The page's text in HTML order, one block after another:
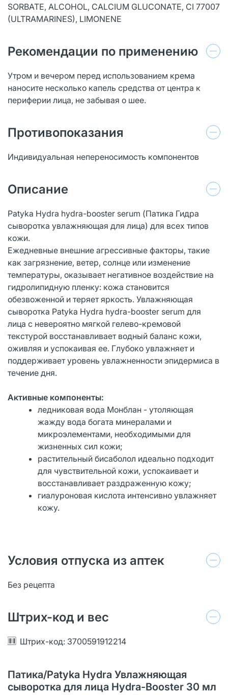
SORBATE, ALCOHOL, CALCIUM GLUCONATE, CI 77007
(ULTRAMARINES), LIMONENE
Рекомендации по применению
Утром и вечером перед использованием крема
наносите несколько капель средства от центра к
периферии лица, не забывая о шее.
Противопоказания
Индивидуальная непереносимость компонентов
Описание
Patyka Hydra hydra-booster serum (Патика Гидра
сыворотка увлажняющая для лица) для всех типов
кожи.
Ежедневные внешние агрессивные факторы, такие
как загрязнение, ветер, солнце или изменение
температуры, оказывает негативное воздействие на
гидролипидную пленку: кожа становится
обезвоженной и теряет яркость. Увлажняющая
сыворотка Patyka Hydra hydra-booster serum для
лица с невероятно мягкой гелево-кремовой
текстурой восстанавливает водный баланс кожи,
оживляя и успокаивая ее. Глубоко увлажняет и
поддерживает уровень увлажненности эпидермиса в
течение дня.
Активные компоненты:
ледниковая вода Монблан - утоляющая
жажду вода богата минералами и
микроэлементами, необходимыми для
жизненных сил кожи;
растительный бисаболол идеально подходит
для чувствительной кожи, успокаивает и
восстанавливает раздраженную кожу;
гиалуроновая кислота интенсивно увлажняет
кожу.
Условия отпуска из аптек
Без рецепта
Штрих-код и вес
Штрих-код: 3700591912214
Патика/Patyka Hydra Увлажняющая
сыворотка для лица Hydra-Booster 30 мл